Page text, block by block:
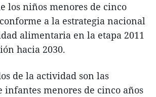
los niños menores de cinco
a la estrategia nacional
alimentaria en la etapa 2011
hacia 2030.
de la actividad son las
infantes menores de cinco años